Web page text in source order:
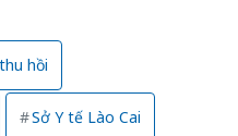
hồi
Sở Y tế Lào Cai